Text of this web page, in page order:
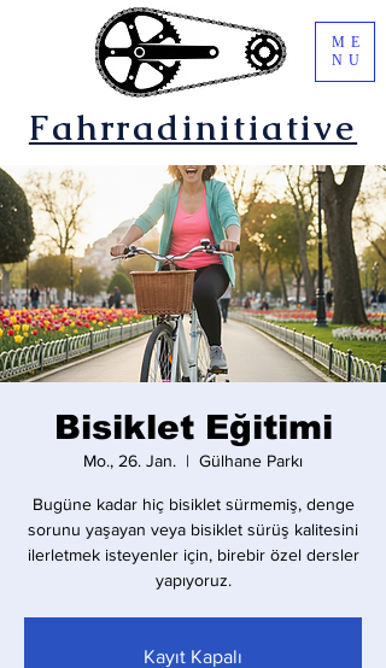
Fahrradinitiative
ME
NU
Bisiklet Eğitimi
Mo., 26. Jan.
  |
Gülhane Parkı
Bugüne kadar hiç bisiklet sürmemiş, denge
sorunu yaşayan veya bisiklet sürüş kalitesini
ilerletmek isteyenler için, birebir özel dersler
yapıyoruz.
Kayıt Kapalı